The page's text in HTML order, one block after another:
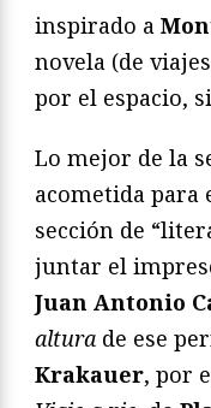
inspirado a
novela (de
por el espacio,
Lo mejor de la
acometida para
sección de
juntar el
Juan Antonio
altura de ese
Krakauer, por